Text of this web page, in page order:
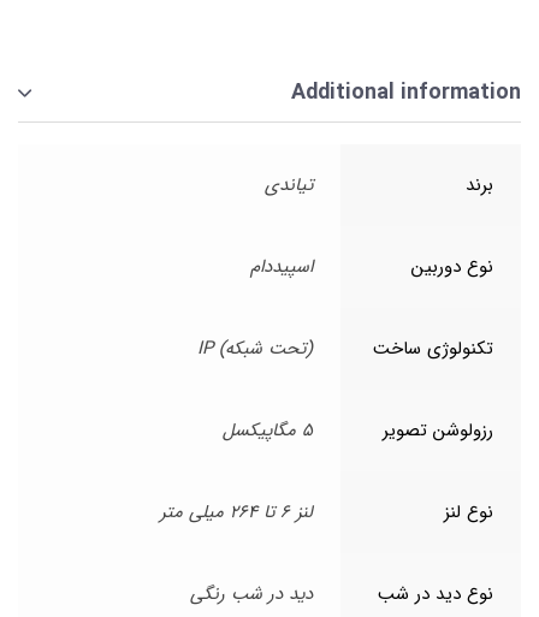
Additional information
برند تیاندی
نوع دوربین اسپیددام
تکنولوژی ساخت (تحت شبکه) IP
رزولوشن تصویر 5 مگاپیکسل
نوع لنز لنز 6 تا 264 میلی متر
نوع دید در شب دید در شب رنگی